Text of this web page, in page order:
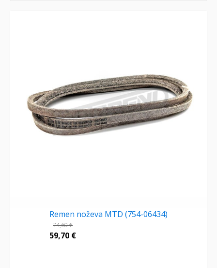
Remen noževa MTD (754-06434)
74,60€
59,70 €